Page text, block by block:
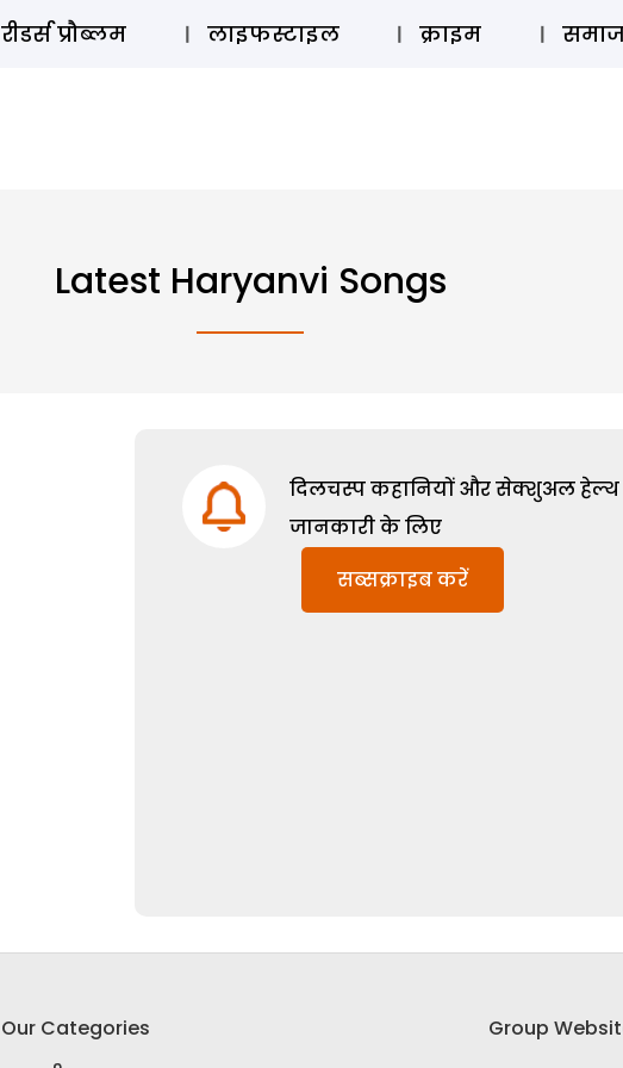
ऑडियो स्टोरी
रीडर्स प्रौब्लम लाइफस्टाइल क्राइम
Latest Haryanvi Songs
दिलचस्प कहानियों और सेक्शुअल हेल्थ
जानकारी के लिए
सब्सक्राइब करें
Our Categories
Group